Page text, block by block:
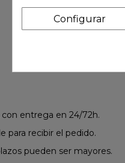
entrega en 24/72h.
para recibir el pedido.
pueden ser mayores.
Configurar